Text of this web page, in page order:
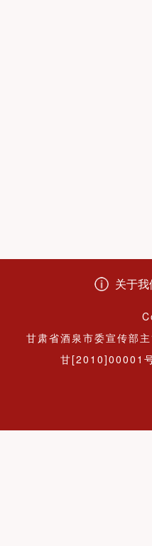
关于我
甘肃省酒泉市委宣传部
甘[2010]00001